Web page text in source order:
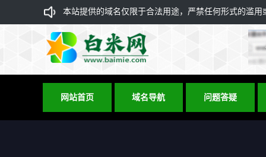
本站提供的域名仅限于合法用途，严禁任何形式的滥
网站首页 域名导航 问题答疑